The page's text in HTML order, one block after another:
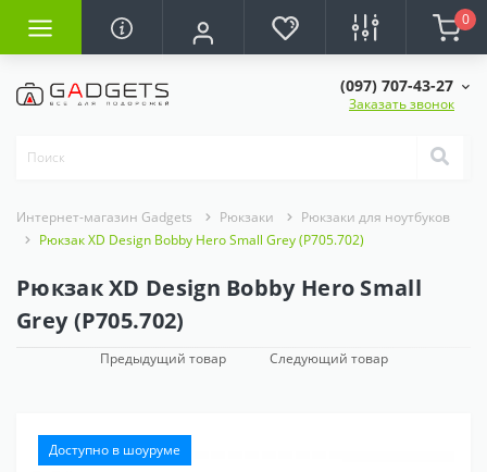
0
(097) 707-43-27
Заказать звонок
Интернет-магазин Gadgets Рюкзаки
Рюкзаки для ноутбуков
Рюкзак XD Design Bobby Hero Small Grey (P705.702)
Рюкзак XD Design Bobby Hero Small
Grey (P705.702)
Предыдущий товар Следующий товар
Доступно в шоуруме